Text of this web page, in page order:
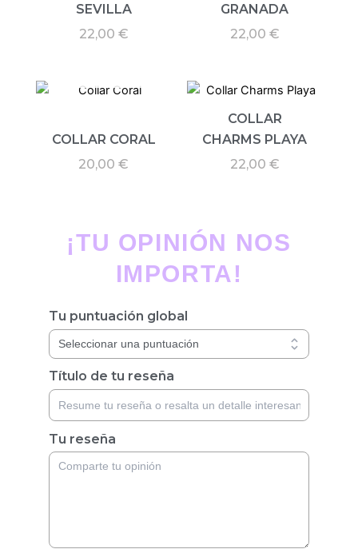
SEVILLA
22,00 €
GRANADA
22,00 €
COLLAR CORAL
20,00 €
COLLAR
CHARMS PLAYA
22,00 €
¡TU OPINIÓN NOS
IMPORTA!
Tu puntuación global
Título de tu reseña
Tu reseña